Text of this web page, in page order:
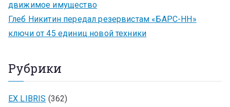
движимое имущество
Глеб Никитин передал резервистам «БАРС-НН»
ключи от 45 единиц новой техники
Рубрики
EX LIBRIS (362)